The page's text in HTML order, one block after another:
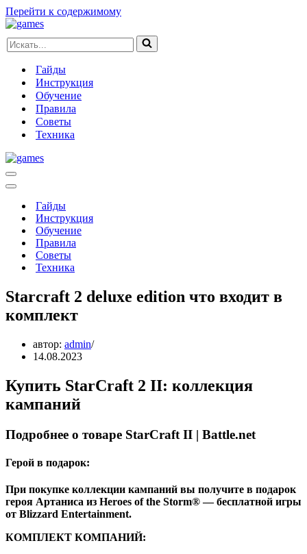
Перейти к содержимому
Искать...
Гайды
Инструкция
Обучение
Правила
Советы
Техника
Меню
навигации
Меню
навигацииГайды
Инструкция
Обучение
Правила
Советы
Техника
Starcraft 2 deluxe edition что входит в
комплект
автор: admin
14.08.2023
Купить StarCraft 2 II: коллекция
кампаний
Подробнее о товаре StarCraft II | Battle.net
Герой в подарок:
При покупке коллекции кампаний вы получите в подарок
героя Артаниса из Heroes of the Storm® — бесплатной игры
от Blizzard Entertainment.
КОМПЛЕКТ КОМПАНИЙ: